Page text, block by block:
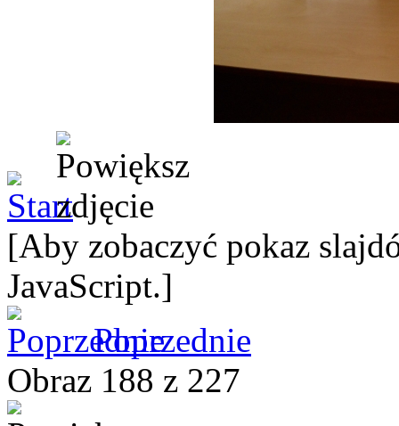
[Aby zobaczyć pokaz
JavaScript.]
Poprzednie
Obraz 188 z 227